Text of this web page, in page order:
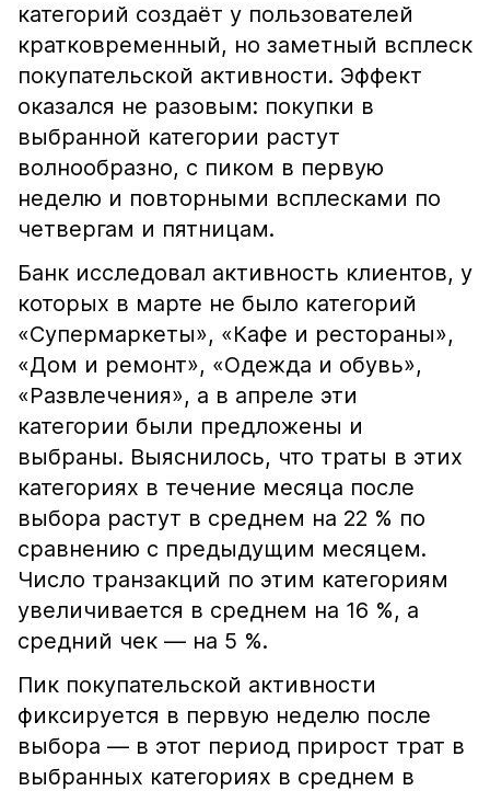
категорий создаёт у пользователей
кратковременный, но заметный всплеск
покупательской активности. Эффект
оказался не разовым: покупки в
выбранной категории растут
волнообразно, с пиком в первую
неделю и повторными всплесками по
четвергам и пятницам.
Банк исследовал активность клиентов, у
которых в марте не было категорий
«Супермаркеты», «Кафе и рестораны»,
«Дом и ремонт», «Одежда и обувь»,
«Развлечения», а в апреле эти
категории были предложены и
выбраны. Выяснилось, что траты в этих
категориях в течение месяца после
выбора растут в среднем на 22 % по
сравнению с предыдущим месяцем.
Число транзакций по этим категориям
увеличивается в среднем на 16 %, а
средний чек — на 5 %.
Пик покупательской активности
фиксируется в первую неделю после
выбора — в этот период прирост трат в
выбранных категориях в среднем в